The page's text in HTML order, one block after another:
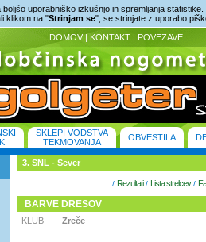
uporabniško izkušnjo in spremljanja statistike.
klikom na "Strinjam se", se strinjate z uporabo
DOMOV | KONTAKT | POVEZAVE
SKLEPI VODSTVA
TEKMOVANJA
OBVESTILA
3. SNL - Sever
/ Rezultati/ Lista strelcev/
BARVE DRESOV
KLUB Zreče